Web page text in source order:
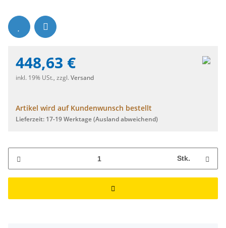
448,63 €
inkl. 19% USt., zzgl. Versand
Artikel wird auf Kundenwunsch bestellt
Lieferzeit: 17-19 Werktage(Ausland abweichend)
Stk.